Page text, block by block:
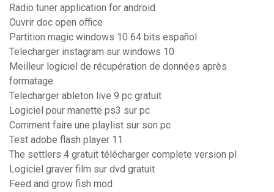
Radio tuner application for android
Ouvrir doc open office
Partition magic windows 10 64 bits español
Telecharger instagram sur windows 10
Meilleur logiciel de récupération de données après
formatage
Telecharger ableton live 9 pc gratuit
Logiciel pour manette ps3 sur pc
Comment faire une playlist sur son pc
Test adobe flash player 11
The settlers 4 gratuit télécharger complete version pl
Logiciel graver film sur dvd gratuit
Feed and grow fish mod